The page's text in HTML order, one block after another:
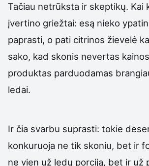
Tačiau netrūksta ir skeptikų. Kai
įvertino griežtai: esą nieko
paprasti, o pati citrinos žievelė
sako, kad skonis nevertas
produktas parduodamas
ledai.
Ir čia svarbu suprasti: tokie
konkuruoja ne tik skoniu, bet ir
ne vien už ledų porciją, bet ir už